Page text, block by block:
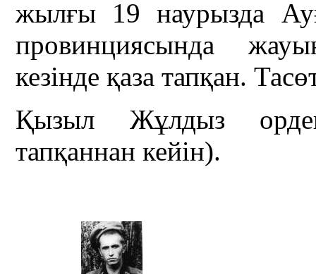
жылғы 19 наурызда
провинциясында
кезінде қаза тапқан.
Қызыл Жұлдыз
тапқаннан кейін).